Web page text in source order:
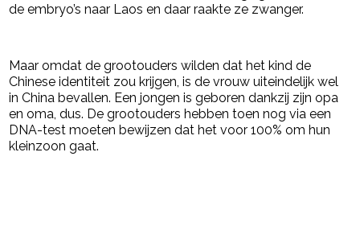
de embryo’s naar Laos en daar raakte ze zwanger.
Maar omdat de grootouders wilden dat het kind de
Chinese identiteit zou krijgen, is de vrouw uiteindelijk wel
in China bevallen. Een jongen is geboren dankzij zijn opa
en oma, dus. De grootouders hebben toen nog via een
DNA-test moeten bewijzen dat het voor 100% om hun
kleinzoon gaat.